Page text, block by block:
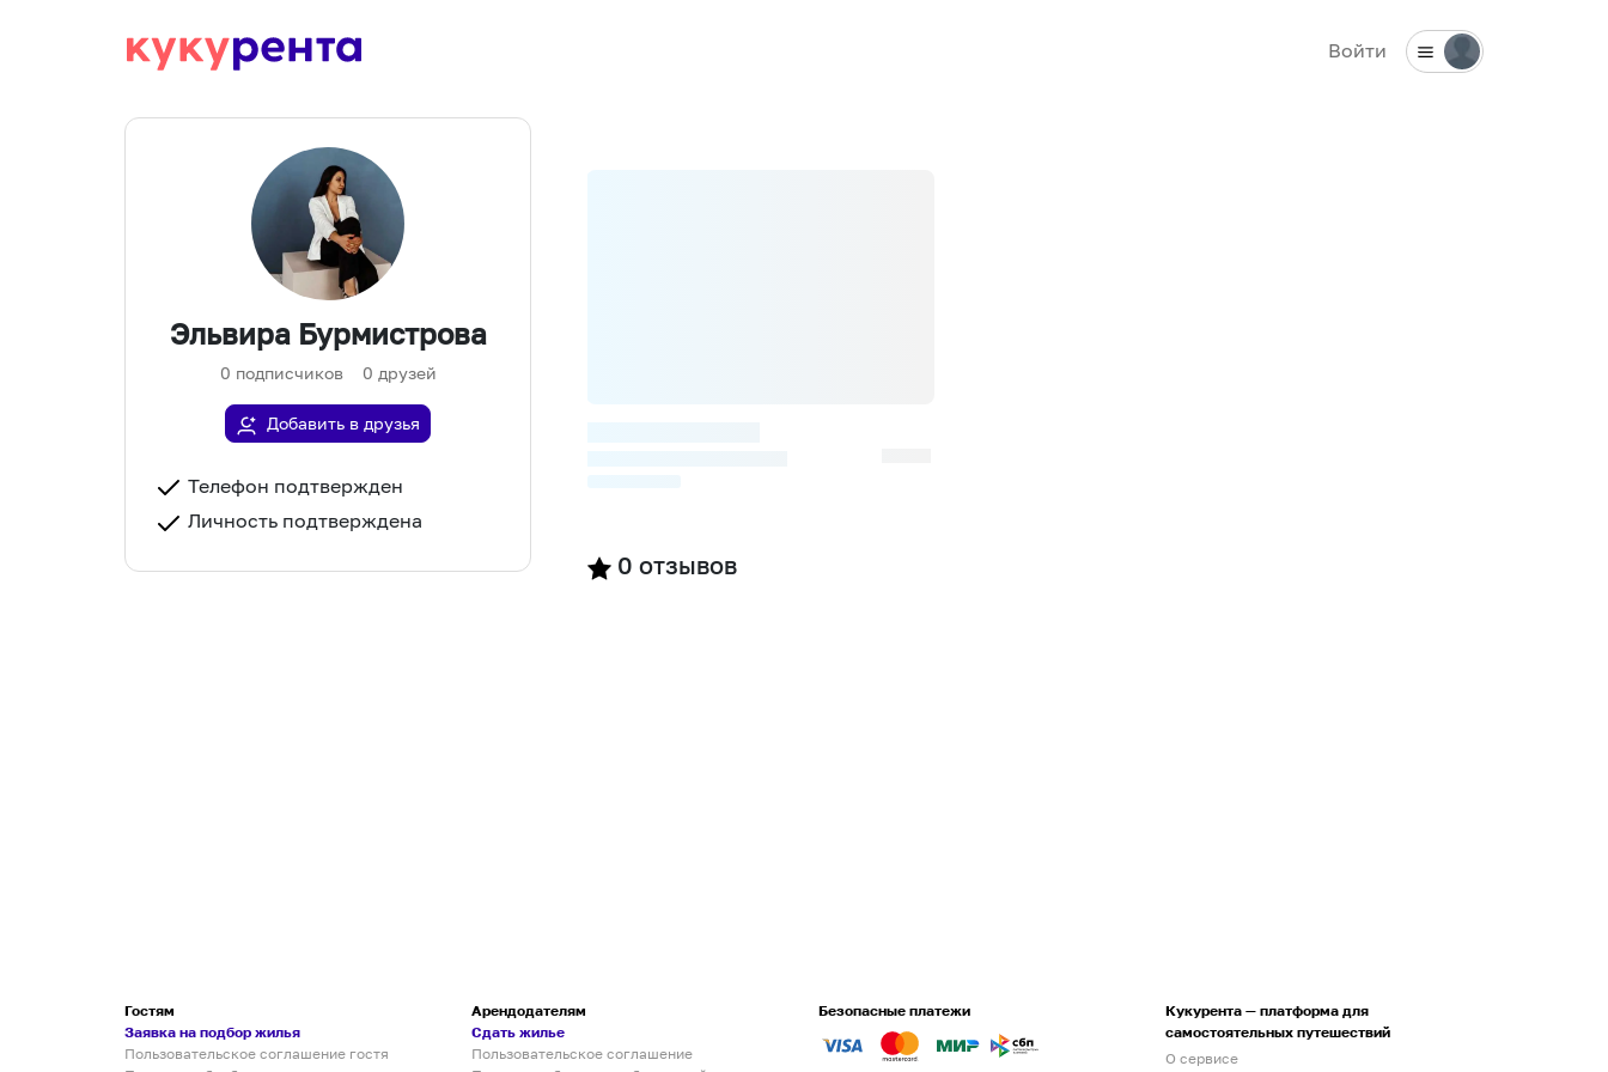
Войти
Эльвира Бурмистрова
0 подписчиков 0 друзей
Добавить в друзья
Телефон подтвержден
Личность подтверждена
0 отзывов
Гостям
Заявка на подбор жилья
Пользовательское соглашение гостя
Арендодателям
Сдать жилье
Пользовательское соглашение
Безопасные платежи
Кукурента — платформа для
самостоятельных путешествий
О сервисе